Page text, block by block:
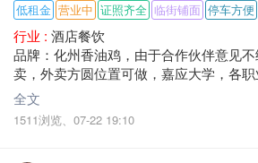
低租金 营业中 证照齐全 临街铺面 停车方便
行业 : 酒店餐饮
品牌：化州香油鸡，由于合作伙伴意见
卖，外卖方圆位置可做，嘉应大学，各
医院，每天单量100-200单，营业额1500-
费面议，接手就可营业。
地址：梅州市梅江区八一大道大浪口。
全文
1511浏览、 07-22 19:10